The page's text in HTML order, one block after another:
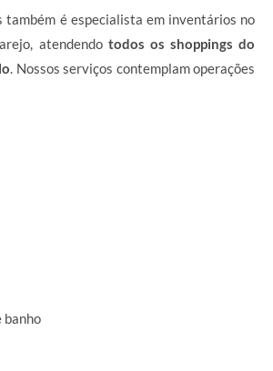
é especialista em inventários no
atendendo todos os shoppings do
. Nossos serviços contemplam operações
banho